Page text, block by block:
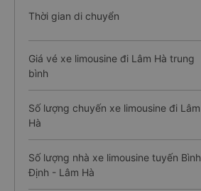
Thời gian di chuyển
Giá vé xe limousine đi Lâm Hà trung
bình
Số lượng chuyến xe limousine đi Lâm
Hà
Số lượng nhà xe limousine tuyến Bình
Định - Lâm Hà